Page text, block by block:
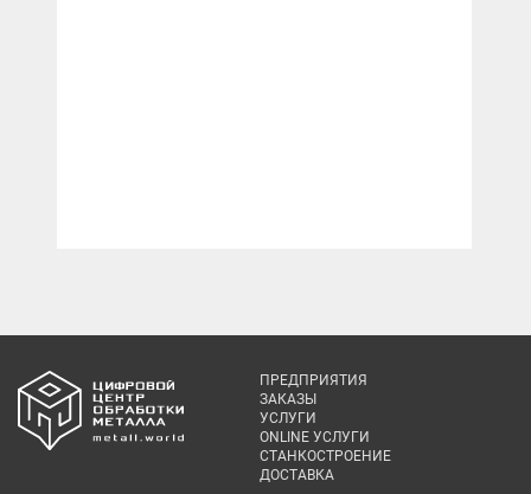
ПРЕДПРИЯТИЯ
ЗАКАЗЫ
УСЛУГИ
ONLINE УСЛУГИ
СТАНКОСТРОЕНИЕ
ДОСТАВКА